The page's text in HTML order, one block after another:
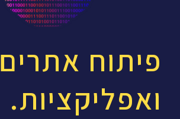
פיתוח אתרים
ואפליקציות.